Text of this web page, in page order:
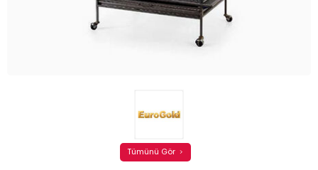
Tümünü Gör